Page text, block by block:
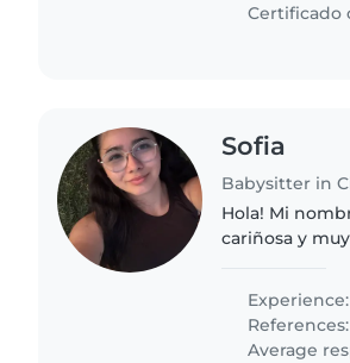
Certificado
Sofia
Hola! Mi
cariñosa y
References:
Average